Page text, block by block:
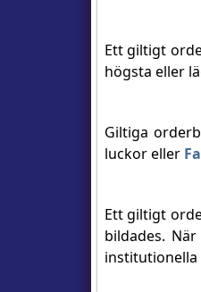
Ett giltigt
högsta eller
Giltiga
luckor eller
Ett giltigt
bildades.
institutionella